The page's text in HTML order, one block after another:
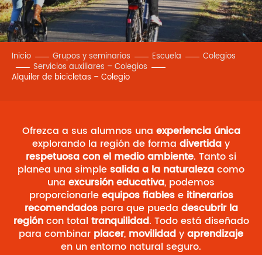
Inicio Grupos y seminarios Escuela
Colegios
Servicios auxiliares – Colegios
Alquiler de bicicletas – Colegio
Ofrezca a sus alumnos una experiencia única
explorando la región de forma divertiday
respetuosa con el medio ambiente. Tanto si
planea una simplesalida a la naturalezacomo
una excursión educativa, podemos
proporcionarleequipos fiablese itinerarios
recomendadospara que pueda descubrir la
regióncon total tranquilidad. Todo está diseñado
para combinar placer, movilidadyaprendizaje
en un entorno natural seguro.